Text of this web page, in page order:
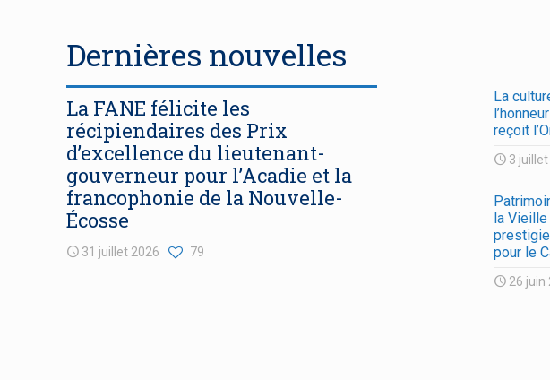
Dernières nouvelles
La FANE félicite les
récipiendaires des Prix
d’excellence du lieutenant-
gouverneur pour l’Acadie et la
francophonie de la Nouvelle-
Écosse
31 juillet 2026 79
La
reçoit
3
la
pour le
26 juin